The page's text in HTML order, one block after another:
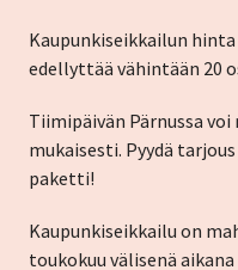
Kaupunkiseikkailun
edellyttää vähintään 20
Tiimipäivän Pärnussa
mukaisesti. Pyydä
paketti!
Kaupunkiseikkailu on
toukokuu välisenä